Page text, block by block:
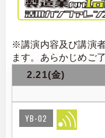
※講演内容及び講演
ます。あらかじめご
2.21(金)
YB-02